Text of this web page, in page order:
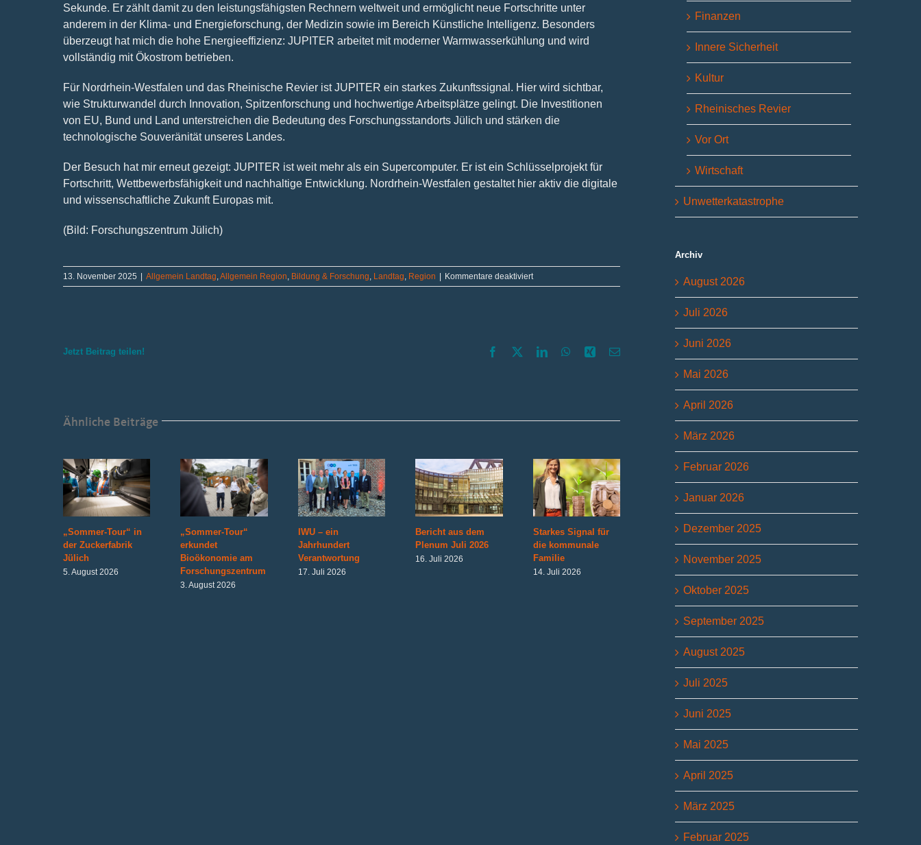
Sekunde. Er zählt damit zu den leistungsfähigsten Rechnern weltweit und ermöglicht neue Fortschritte unter
anderem in der Klima- und Energieforschung, der Medizin sowie im Bereich Künstliche Intelligenz. Besonders
überzeugt hat mich die hohe Energieeffizienz: JUPITER arbeitet mit moderner Warmwasserkühlung und wird
vollständig mit Ökostrom betrieben.
Für Nordrhein-Westfalen und das Rheinische Revier ist JUPITER ein starkes Zukunftssignal. Hier wird sichtbar,
wie Strukturwandel durch Innovation, Spitzenforschung und hochwertige Arbeitsplätze gelingt. Die Investitionen
von EU, Bund und Land unterstreichen die Bedeutung des Forschungsstandorts Jülich und stärken die
technologische Souveränität unseres Landes.
Der Besuch hat mir erneut gezeigt: JUPITER ist weit mehr als ein Supercomputer. Er ist ein Schlüsselprojekt für
Fortschritt, Wettbewerbsfähigkeit und nachhaltige Entwicklung. Nordrhein-Westfalen gestaltet hier aktiv die digitale
und wissenschaftliche Zukunft Europas mit.
(Bild: Forschungszentrum Jülich)
13. November 2025 | Allgemein Landtag Allgemein Region Bildung & Forschung Landtag Region | Kommentare deaktiviertfür
Gemeinsamer
in
Jetzt Beitrag teilen! Facebook LinkedInWhatsApp
Xing E-
Ähnliche Beiträge
„Sommer-Tour“ in
der Zuckerfabrik
Jülich
5. August 2026
„Sommer-Tour“
erkundet
Bioökonomie am
Forschungszentrum
3. August 2026
IWU – ein
Jahrhundert
Verantwortung
17. Juli 2026
Bericht aus dem
Plenum Juli 2026
16. Juli 2026
Starkes Signal für
die kommunale
Familie
14. Juli 2026
„Sommer-Tour“ in
der Zuckerfabrik
Jülich
erkundet
Finanzen
Innere Sicherheit
Kultur
Rheinisches Revier
Vor Ort
Wirtschaft
Unwetterkatastrophe
Archiv
August 2026
Juli 2026
Juni 2026
Mai 2026
April 2026
März 2026
Februar 2026
Januar 2026
Dezember 2025
November 2025
Oktober 2025
September 2025
August 2025
Juli 2025
Juni 2025
Mai 2025
April 2025
März 2025
Februar 2025